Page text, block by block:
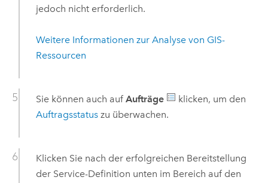
jedoch nicht erforderlich.
Weitere Informationen zur Analyse von GIS-
Ressourcen
Sie können auch auf Aufträge
klicken, um den
Auftragsstatuszu überwachen.
Klicken Sie nach der erfolgreichen Bereitstellung
der Service-Definition unten im Bereich auf den